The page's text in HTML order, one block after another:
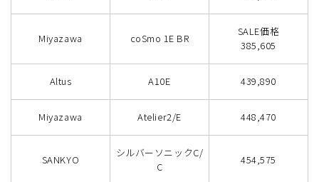
Miyazawa coSmo 1E BR
SALE価格
385,605
Altus A10E 439,890
Miyazawa Atelier2/E 448,470
SANKYO
シルバーソニックC/
C
454,575